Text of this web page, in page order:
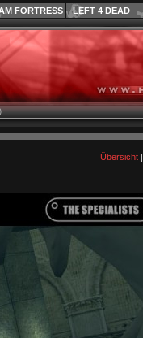
FORTRESS LEFT 4 DEAD
Übersicht|